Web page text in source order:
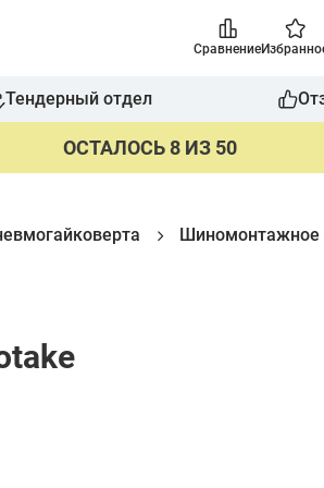
Сравнение
Тендерный отдел
ОСТАЛОСЬ 8 ИЗ 50
Шиномонтажное